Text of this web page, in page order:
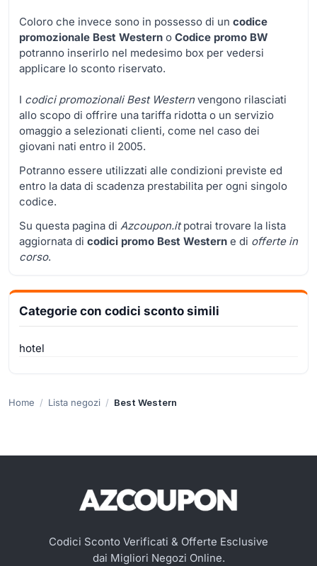
Coloro che invece sono in possesso di un codice
promozionale Best Western o Codice promo BW
potranno inserirlo nel medesimo box per vedersi
applicare lo sconto riservato.
I codici promozionali Best Westernvengono rilasciati
allo scopo di offrire una tariffa ridotta o un servizio
omaggio a selezionati clienti, come nel caso dei
giovani nati entro il 2005.
Potranno essere utilizzati alle condizioni previste ed
entro la data di scadenza prestabilita per ogni singolo
codice.
Su questa pagina di Azcoupon.itpotrai trovare la lista
aggiornata di codici promo Best Western e di offerte in
corso.
Categorie con codici sconto simili
hotel
Home Lista negozi Best Western
Codici Sconto Verificati & Offerte Esclusive
dai Migliori Negozi Online.